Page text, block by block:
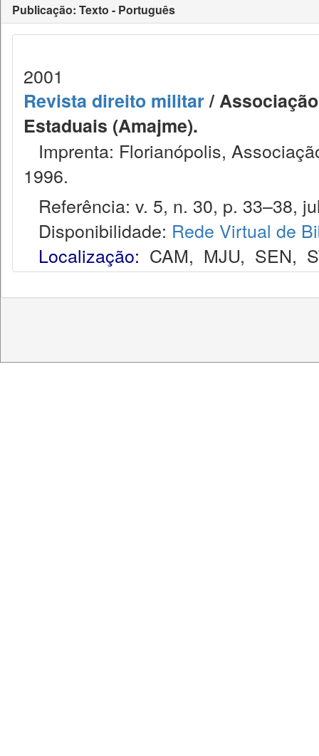
Publicação: Texto - Português
2001
Revista direito militar/
Estaduais (Amajme).
Imprenta: Florianópolis,
1996.
Referência: v. 5, n. 30, p. 33–38,
Disponibilidade: Rede Virtual de
Localização: CAM, MJU, SEN,